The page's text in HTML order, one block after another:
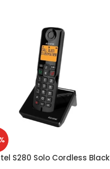
S280 Solo Cordless Black